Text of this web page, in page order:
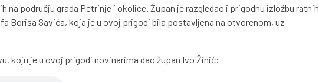
na području grada Petrinje i okolice. Župan je razgledao i prigodnu izložbu ratnih
Borisa Savića, koja je u ovoj prigodi bila postavljena na otvorenom, uz
koju je u ovoj prigodi novinarima dao župan Ivo Žinić: